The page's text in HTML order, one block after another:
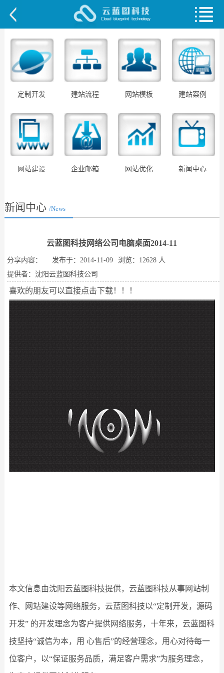
定制开发 建站流程 网站模板 建站案例
网站建设 企业邮箱 网站优化 新闻中心
新闻中心 /News
云蓝图科技网络公司电脑桌面2014-11
分享内容： 发布于：2014-11-09
浏览：12628 人
提供者：沈阳云蓝图科技公司
喜欢的朋友可以直接点击下载！！！
本文信息由沈阳云蓝图科技提供，云蓝图科技从事网站制
作、网站建设等网络服务，云蓝图科技以“定制开发，源码
开发” 的开发理念为客户提供网络服务，十年来，云蓝图科
技坚持“诚信为本，用 心售后”的经营理念，用心对待每一
位客户，以“保证服务品质，满足客户需求”为服务理念，